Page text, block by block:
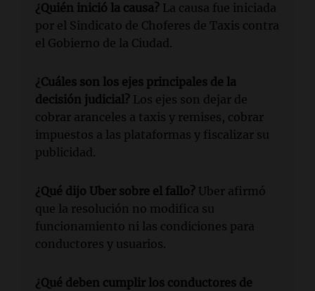
¿Quién inició la causa? La causa fue iniciada
por el Sindicato de Choferes de Taxis contra
el Gobierno de la Ciudad.
¿Cuáles son los ejes principales de la
decisión judicial? Los ejes son dejar de
cobrar aranceles a taxis y remises, cobrar
impuestos a las plataformas y fiscalizar su
publicidad.
¿Qué dijo Uber sobre el fallo? Uber afirmó
que la resolución no modifica su
funcionamiento ni las condiciones para
conductores y usuarios.
¿Qué deben cumplir los conductores de